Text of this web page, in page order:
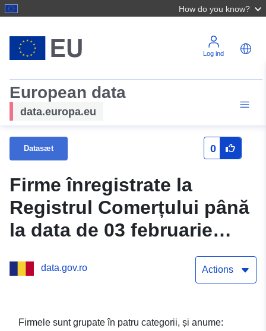
How do you know?
Log ind
European data
data.europa.eu
Datasæt 0
Firme înregistrate la
Registrul Comerțului până
la data de 03 februarie
data.gov.ro Actions
Firmele sunt grupate în patru categorii, și anume: